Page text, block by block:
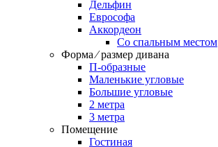
Дельфин
Еврософа
Аккордеон
Со спальным местом
Форма ⁄ размер дивана
П-образные
Маленькие угловые
Большие угловые
2 метра
3 метра
Помещение
Гостиная